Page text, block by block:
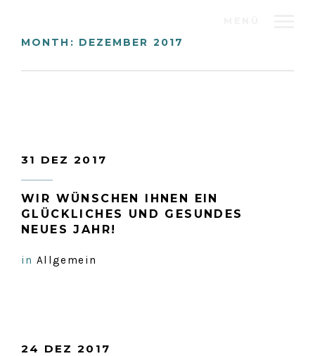
MONTH: DEZEMBER 2017
31 DEZ 2017
WIR WÜNSCHEN IHNEN EIN
GLÜCKLICHES UND GESUNDES
NEUES JAHR!
in Allgemein
24 DEZ 2017